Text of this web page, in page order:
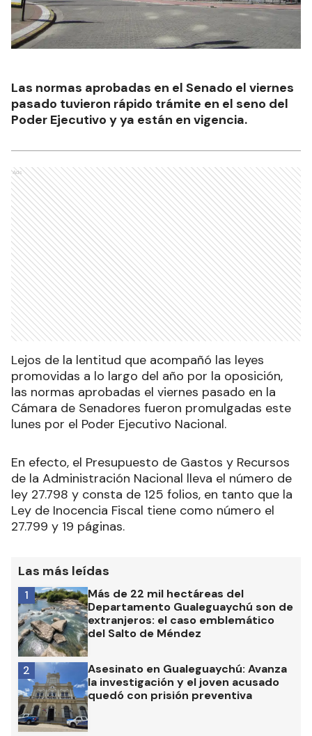
Las normas aprobadas en el Senado el viernes
pasado tuvieron rápido trámite en el seno del
Poder Ejecutivo y ya están en vigencia.
Ads
Lejos de la lentitud que acompañó las leyes
promovidas a lo largo del año por la oposición,
las normas aprobadas el viernes pasado en la
Cámara de Senadores fueron promulgadas este
lunes por el Poder Ejecutivo Nacional.
En efecto, el Presupuesto de Gastos y Recursos
de la Administración Nacional lleva el número de
ley 27.798 y consta de 125 folios, en tanto que la
Ley de Inocencia Fiscal tiene como número el
27.799 y 19 páginas.
Las más leídas
Más de 22 mil hectáreas del
Departamento Gualeguaychú son de
extranjeros: el caso emblemático
del Salto de Méndez
1
Asesinato en Gualeguaychú: Avanza
la investigación y el joven acusado
quedó con prisión preventiva
2